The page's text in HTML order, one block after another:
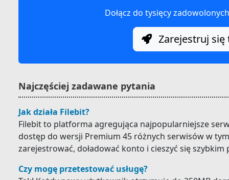
Dołącz do tysięcy
Zarejestruj się
Najczęściej zadawane pytania
Jak działa Filebit?
Filebit to platforma agregująca najpopularniejsze
dostęp do wersji Premium 45 różnych serwisów w
zarejestrować, doładować konto i cieszyć się szybkim
Czy mogę przetestować usługę?